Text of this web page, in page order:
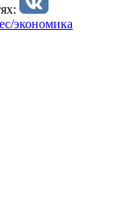
экономика